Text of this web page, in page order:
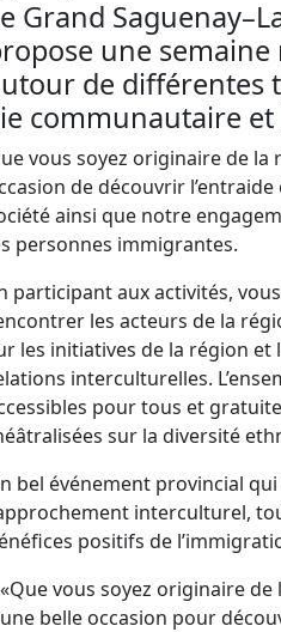
Grand
une semaine
de différentes
communautaire et
vous soyez originaire de la
de découvrir
ainsi que notre
personnes immigrantes.
participant aux activités,
les acteurs de la
les initiatives de la région et
interculturelles.
pour tous et
sur la diversité
bel événement provincial
interculturel,
positifs de
«Que vous soyez originaire de
une belle occasion pour